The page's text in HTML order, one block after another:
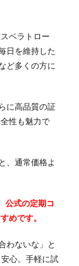
ベラトロー
日を維持した
ど多くの方に
に高品質の証
性も魅力で
、通常価格よ
公式の定期コ
めです。
わないな」と
心。手軽に試